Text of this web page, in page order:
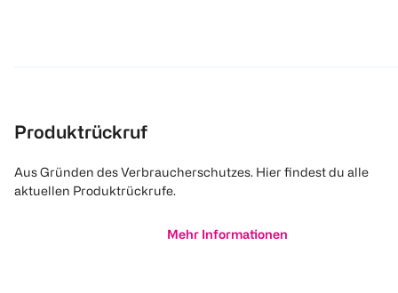
Produktrückruf
Aus Gründen des Verbraucherschutzes. Hier findest du alle
aktuellen Produktrückrufe.
Mehr Informationen